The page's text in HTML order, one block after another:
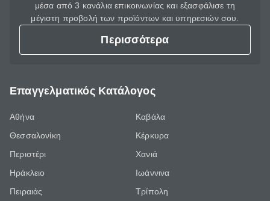
μέσα από 3 κανάλια επικοινωνίας και εξασφάλισε τη
μέγιστη προβολή των προϊόντων και υπηρεσιών σου.
Περισσότερα
Επαγγελματικός Κατάλογος
Αθήνα
Θεσσαλονίκη
Περιστέρι
Ηράκλειο
Πειραιάς
Καβάλα
Κέρκυρα
Χανιά
Ιωάννινα
Τρίπολη